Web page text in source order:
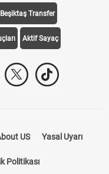
Beşiktaş Transfer
Aktif Sayaç
US Yasal Uyarı
Politikası